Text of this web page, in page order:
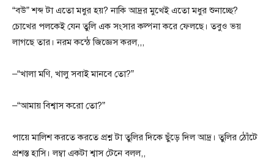
“বউ” শব্দ টা এতো মধুর হয়? নাকি আদ্রর মুখেই এতো মধুর শুনাচ্ছে?
চোখের পলকেই যেন তুলি এক সংসার কল্পনা করে ফেলছে। তবুও ভয়
লাগছে তার। নরম কন্ঠে জিজ্ঞেস করল,,,
–“খালা মণি, খালু সবাই মানবে তো?”
–“আমায় বিশ্বাস করো তো?”
পায়ে মালিশ করতে করতে প্রশ্ন টা তুলির দিকে ছুঁড়ে দিল আদ্র। তুলির ঠোঁটে
প্রশস্ত হাসি। লম্বা একটা শ্বাস টেনে বলল,,